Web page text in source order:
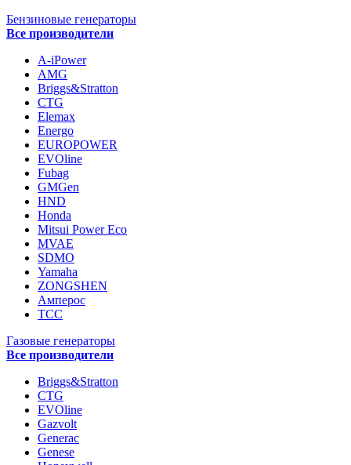
Бензиновые генераторы
Все производители
A-iPower
AMG
Briggs&Stratton
CTG
Elemax
Energo
EUROPOWER
EVOline
Fubag
GMGen
HND
Honda
Mitsui Power Eco
MVAE
SDMO
Yamaha
ZONGSHEN
Амперос
ТСС
Газовые генераторы
Все производители
Briggs&Stratton
CTG
EVOline
Gazvolt
Generac
Genese